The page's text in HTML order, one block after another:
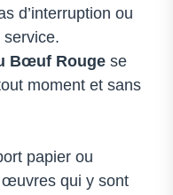
d’interruption ou
service.
Bœuf Rouge se
moment et sans
papier ou
œuvres qui y sont